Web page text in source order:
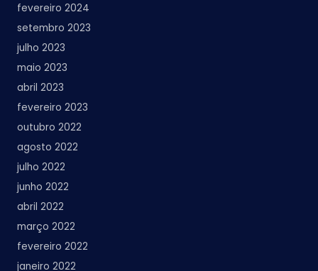
fevereiro 2024
setembro 2023
julho 2023
maio 2023
abril 2023
fevereiro 2023
outubro 2022
agosto 2022
julho 2022
junho 2022
abril 2022
março 2022
fevereiro 2022
janeiro 2022